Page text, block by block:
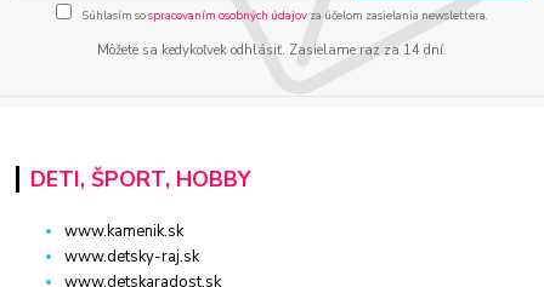
Súhlasím sospracovaním osobných údajov za účelom zasielania newslettera.
Môžete sa kedykoľvek odhlásiť. Zasielame raz za 14 dní.
DETI, ŠPORT, HOBBY
www.kamenik.sk
www.detsky-raj.sk
www.detskaradost.sk